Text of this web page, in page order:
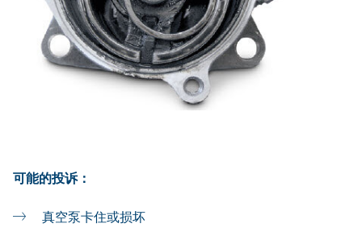
可能的投诉：
真空泵卡住或损坏